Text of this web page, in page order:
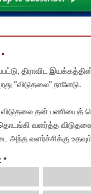
திராவிட
"விடுதலை" நாளேடு.
விடுதலை தன் பணியைத்
வளர்த்த
அந்த வளர்ச்சிக்கு
*